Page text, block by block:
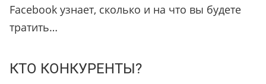
Facebook узнает, сколько и на что вы будете
тратить…
КТО КОНКУРЕНТЫ?